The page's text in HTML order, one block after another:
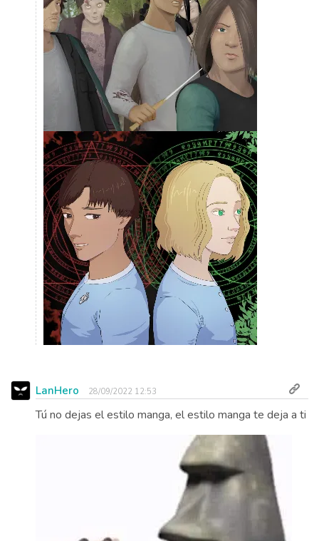
LanHero 28/09/2022 12:53
Tú no dejas el estilo manga, el estilo manga te deja a ti